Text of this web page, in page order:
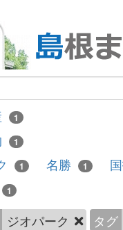
1
1
1 名勝 1
1
ジオパーク
タグ